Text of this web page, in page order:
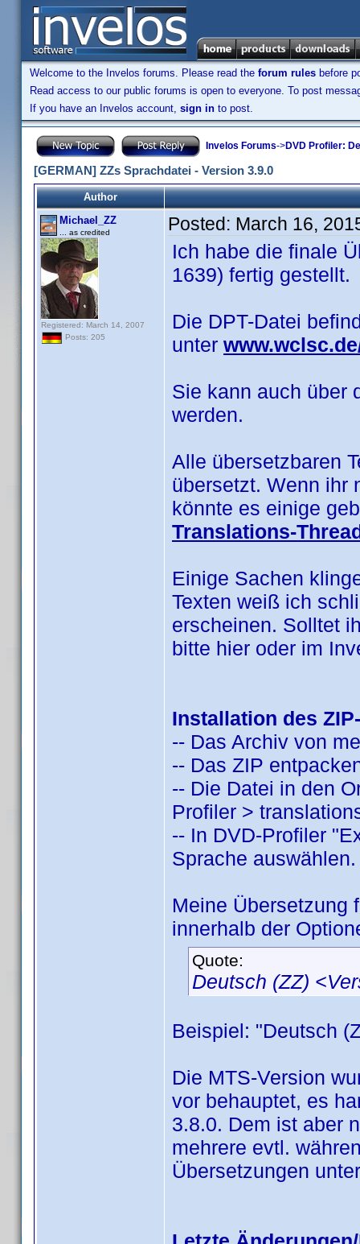
Welcome to the Invelos forums. Please read the forum rules before
Read access to our public forums is open to everyone. To post
If you have an Invelos account, sign in to post.
Invelos Forums->DVD Profiler:
[GERMAN] ZZs Sprachdatei - Version 3.9.0
Author
Michael_ZZ
... as credited
Registered: March 14, 2007
Posts: 205
Posted: March 16,
Ich habe die finale
1639) fertig gestellt.
Die DPT-Datei
unter
Sie kann auch über
werden.
Alle übersetzbaren
übersetzt. Wenn ihr
könnte es einige
Translations-
Einige Sachen
Texten weiß ich
erscheinen. Solltet
bitte hier oder im
Installation des
-- Das Archiv von
-- Das ZIP
-- Die Datei in den
Profiler >
-- In DVD-Profiler
Sprache auswählen.
Meine Übersetzung
innerhalb der
Quote:
Deutsch (ZZ)
Beispiel: "Deutsch
Die MTS-Version
vor behauptet, es
3.8.0. Dem ist aber
mehrere evtl.
Übersetzungen